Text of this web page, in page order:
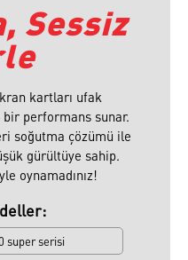
Sessiz
kartları ufak
bir performans sunar.
soğutma çözümü ile
gürültüye sahip.
oynamadınız!
super serisi